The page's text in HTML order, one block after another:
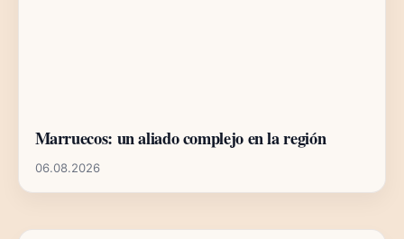
Marruecos: un aliado complejo en la región
06.08.2026